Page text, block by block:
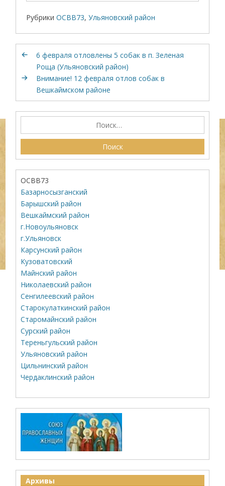
Рубрики ОСВВ73,Ульяновский район
6 февраля отловлены 5 собак в п. Зеленая
Роща (Ульяновский район)
Внимание! 12 февраля отлов собак в
Вешкаймском районе
ОСВВ73
Базарносызганский
Барышский район
Вешкаймский район
г.Новоульяновск
г.Ульяновск
Карсунский район
Кузоватовский
Майнский район
Николаевский район
Сенгилеевский район
Старокулаткинский район
Старомайнский район
Сурский район
Тереньгульский район
Ульяновский район
Цильнинский район
Чердаклинский район
Архивы